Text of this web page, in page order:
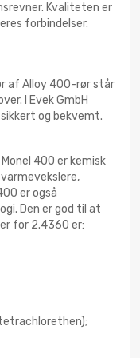
Kvaliteten er
forbindelser.
af Alloy 400-rør står
I Evek GmbH
og bekvemt.
400 er kemisk
er også
Den er god til at
for 2.4360 er: